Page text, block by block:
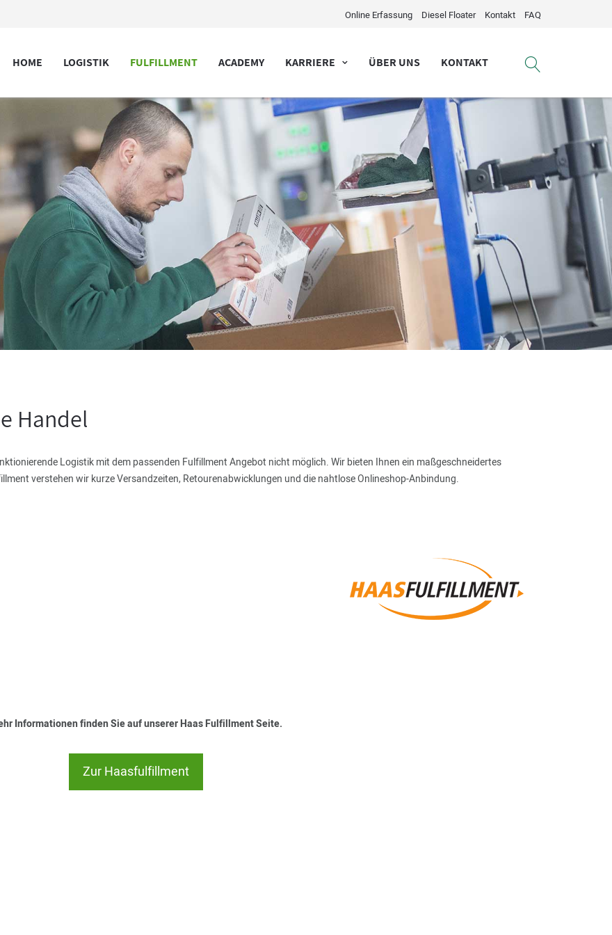
Online Erfassung Diesel Floater Kontakt FAQ
HOME LOGISTIK FULFILLMENT ACADEMY KARRIERE ÜBER UNS KONTAKT
Handel
Logistik mit dem passenden Fulfillment Angebot nicht möglich. Wir bieten Ihnen ein maßgeschneidertes
verstehen wir kurze Versandzeiten, Retourenabwicklungen und die nahtlose Onlineshop-Anbindung.
Informationen finden Sie auf unserer Haas Fulfillment Seite.
Zur Haasfulfillment